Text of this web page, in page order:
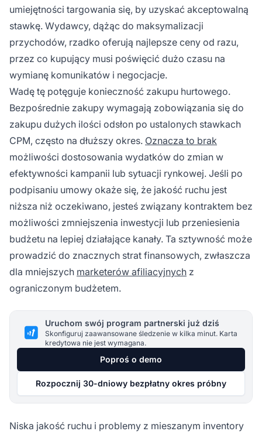
umiejętności targowania się, by uzyskać akceptowalną
stawkę. Wydawcy, dążąc do maksymalizacji
przychodów, rzadko oferują najlepsze ceny od razu,
przez co kupujący musi poświęcić dużo czasu na
wymianę komunikatów i negocjacje.
Wadę tę potęguje konieczność zakupu hurtowego.
Bezpośrednie zakupy wymagają zobowiązania się do
zakupu dużych ilości odsłon po ustalonych stawkach
CPM, często na dłuższy okres. Oznacza to brak
możliwości dostosowania wydatków do zmian w
efektywności kampanii lub sytuacji rynkowej. Jeśli po
podpisaniu umowy okaże się, że jakość ruchu jest
niższa niż oczekiwano, jesteś związany kontraktem bez
możliwości zmniejszenia inwestycji lub przeniesienia
budżetu na lepiej działające kanały. Ta sztywność może
prowadzić do znacznych strat finansowych, zwłaszcza
dla mniejszych marketerów afiliacyjnych z
ograniczonym budżetem.
Uruchom swój program partnerski już dziś
Skonfiguruj zaawansowane śledzenie w kilka minut. Karta
kredytowa nie jest wymagana.
Poproś o demo
Rozpocznij 30-dniowy bezpłatny okres próbny
Niska jakość ruchu i problemy z mieszanym inventory